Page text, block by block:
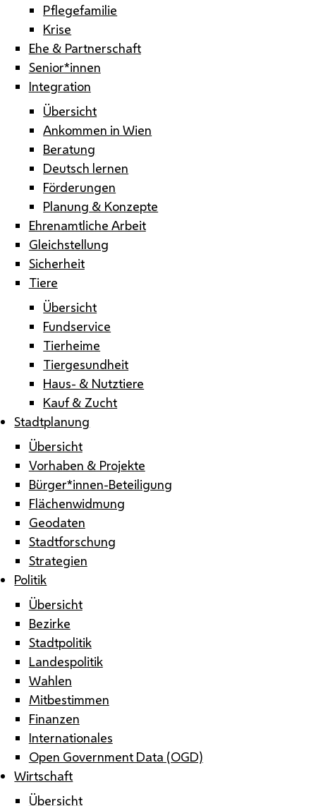
Pflegefamilie
Krise
Ehe & Partnerschaft
Senior*innen
Integration
Übersicht
Ankommen in Wien
Beratung
Deutsch lernen
Förderungen
Planung & Konzepte
Ehrenamtliche Arbeit
Gleichstellung
Sicherheit
Tiere
Übersicht
Fundservice
Tierheime
Tiergesundheit
Haus- & Nutztiere
Kauf & Zucht
Stadtplanung
Übersicht
Vorhaben & Projekte
Bürger*innen-Beteiligung
Flächenwidmung
Geodaten
Stadtforschung
Strategien
Politik
Übersicht
Bezirke
Stadtpolitik
Landespolitik
Wahlen
Mitbestimmen
Finanzen
Internationales
Open Government Data (OGD)
Wirtschaft
Übersicht